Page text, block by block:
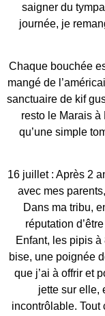
saigner du
journée, je
Chaque bouchée
mangé de
sanctuaire de kif
resto le Marais à
qu’une simple
16 juillet : Après 2
avec mes
Dans ma tribu,
réputation
Enfant, les pipis à
bise, une poignée
que j’ai à offrir et
jette sur elle,
incontrôlable. Tout